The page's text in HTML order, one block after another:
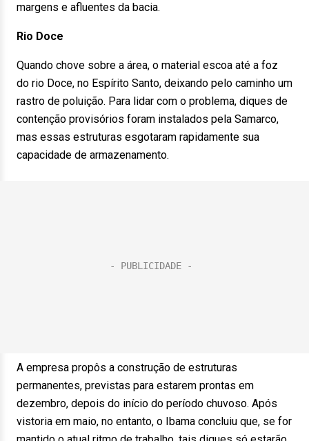
margens e afluentes da bacia.
Rio Doce
Quando chove sobre a área, o material escoa até a foz
do rio Doce, no Espírito Santo, deixando pelo caminho um
rastro de poluição. Para lidar com o problema, diques de
contenção provisórios foram instalados pela Samarco,
mas essas estruturas esgotaram rapidamente sua
capacidade de armazenamento.
A empresa propôs a construção de estruturas
permanentes, previstas para estarem prontas em
dezembro, depois do início do período chuvoso. Após
vistoria em maio, no entanto, o Ibama concluiu que, se for